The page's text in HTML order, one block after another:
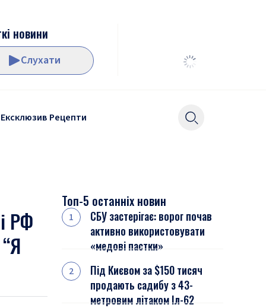
новини
Слухати
Ексклюзив Рецепти
РФ
Топ-5 останніх новин
СБУ застерігає: ворог почав
активно використовувати
«медові пастки»
Під Києвом за $150 тисяч
продають садибу з 43-
метровим літаком Іл-62